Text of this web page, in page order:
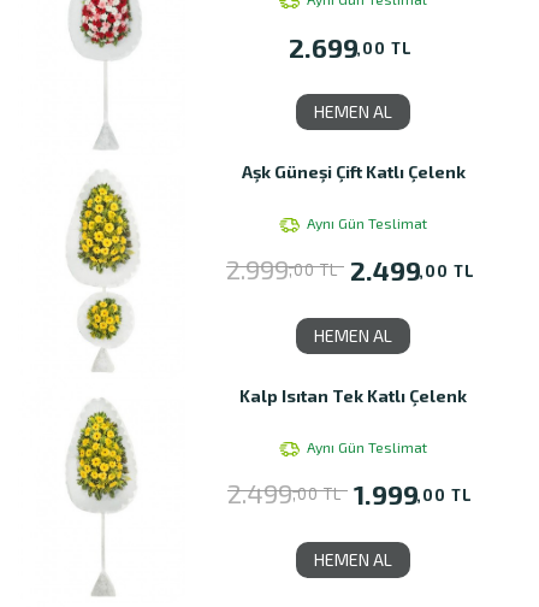
2.699,00 TL
HEMEN AL
Aşk Güneşi Çift Katlı Çelenk
Aynı Gün Teslimat
2.999,00 TL 2.499,00 TL
HEMEN AL
Kalp Isıtan Tek Katlı Çelenk
Aynı Gün Teslimat
2.499,00 TL 1.999,00 TL
HEMEN AL